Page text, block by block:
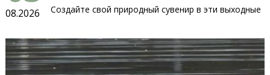
08.2026 Создайте свой природный сувенир в эти выходные